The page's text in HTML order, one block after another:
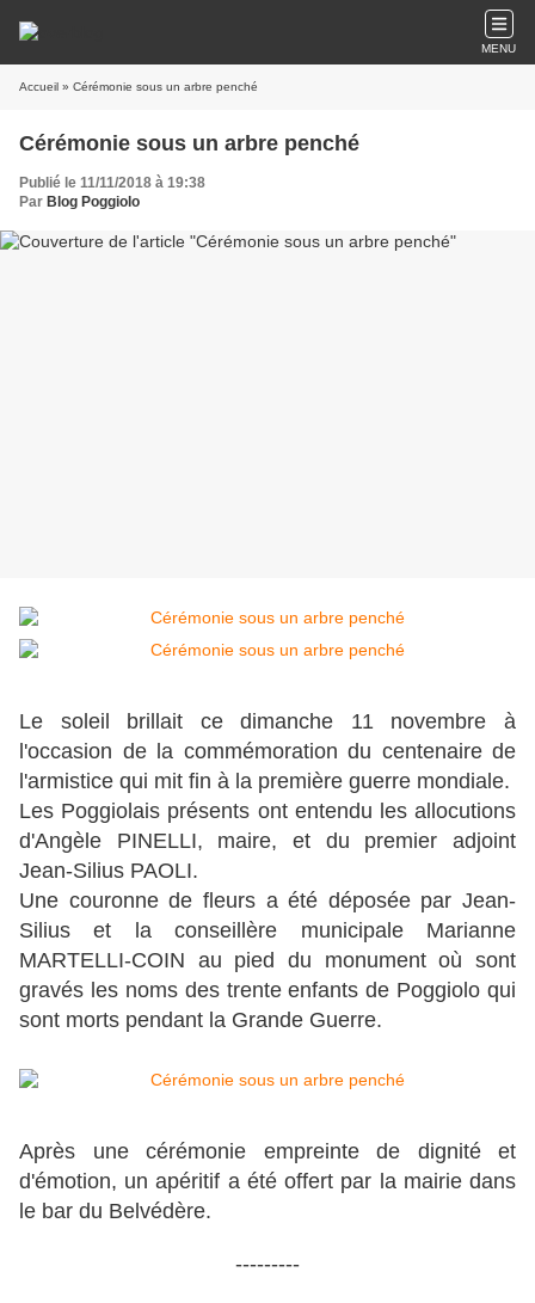
MENU
Accueil » Cérémonie sous un arbre penché
Cérémonie sous un arbre penché
Publié le 11/11/2018 à 19:38
Par Blog Poggiolo
Le soleil brillait ce dimanche 11 novembre à
l'occasion de la commémoration du centenaire de
l'armistice qui mit fin à la première guerre mondiale.
Les Poggiolais présents ont entendu les allocutions
d'Angèle PINELLI, maire, et du premier adjoint
Jean-Silius PAOLI.
Une couronne de fleurs a été déposée par Jean-
Silius et la conseillère municipale Marianne
MARTELLI-COIN au pied du monument où sont
gravés les noms des trente enfants de Poggiolo qui
sont morts pendant la Grande Guerre.
Après une cérémonie empreinte de dignité et
d'émotion, un apéritif a été offert par la mairie dans
le bar du Belvédère.
---------